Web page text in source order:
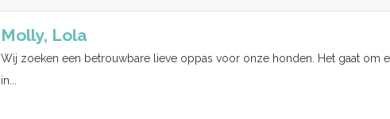
Molly, Lola
Wij zoeken een betrouwbare lieve oppas voor onze honden. Het gaat om
in...